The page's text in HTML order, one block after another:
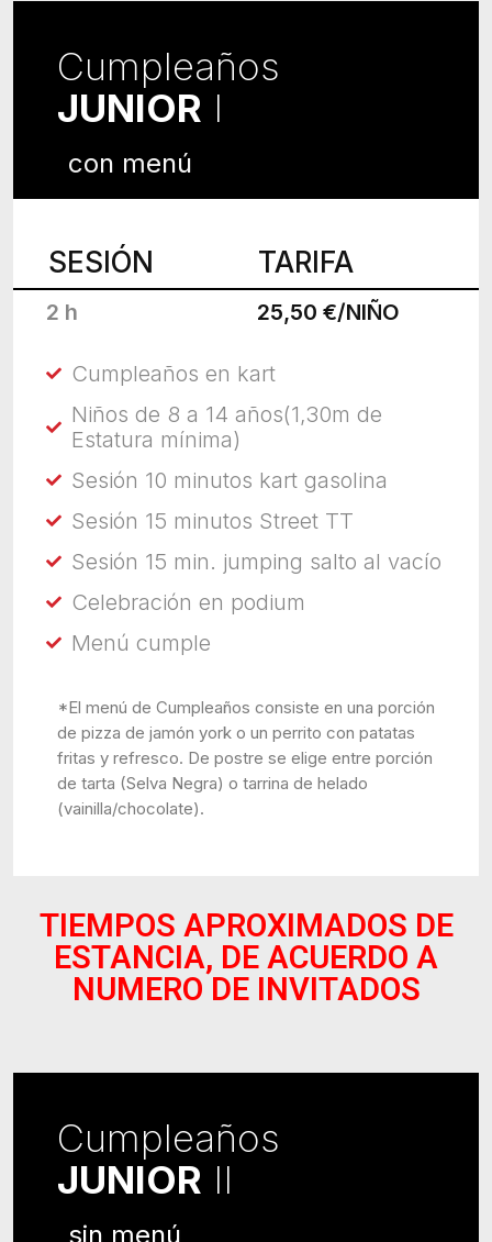
Cumpleaños
JUNIOR I
con menú
SESIÓN TARIFA
2 h 25,50 €/NIÑO
Cumpleaños en kart
Niños de 8 a 14 años(1,30m de
Estatura mínima)
Sesión 10 minutos kart gasolina
Sesión 15 minutos Street TT
Sesión 15 min. jumping salto al vacío
Celebración en podium
Menú cumple
*El menú de Cumpleaños consiste en una porción
de pizza de jamón york o un perrito con patatas
fritas y refresco. De postre se elige entre porción
de tarta (Selva Negra) o tarrina de helado
(vainilla/chocolate).
TIEMPOS APROXIMADOS DE
ESTANCIA, DE ACUERDO A
NUMERO DE INVITADOS
Cumpleaños
JUNIOR II
sin menú